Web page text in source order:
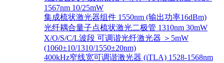
1567nm 10/25mW
集成梳状激光器组件 1550nm (输出功率16dBm)
光纤耦合量子点梳状激光二极管 1310nm 30mW
X/O/S/C/L波段 可调谐光纤激光器 ＞5mW
(1060±10/1310/1550±20nm)
400kHz窄线宽可调谐激光器 (iTLA) 1528-1568nm